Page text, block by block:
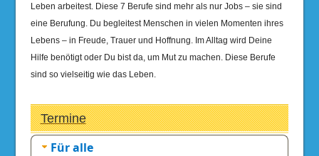
Leben arbeitest. Diese 7 Berufe sind mehr als nur Jobs – sie sind
eine Berufung. Du begleitest Menschen in vielen Momenten ihres
Lebens – in Freude, Trauer und Hoffnung. Im Alltag wird Deine
Hilfe benötigt oder Du bist da, um Mut zu machen. Diese Berufe
sind so vielseitig wie das Leben.
Termine
Für alle